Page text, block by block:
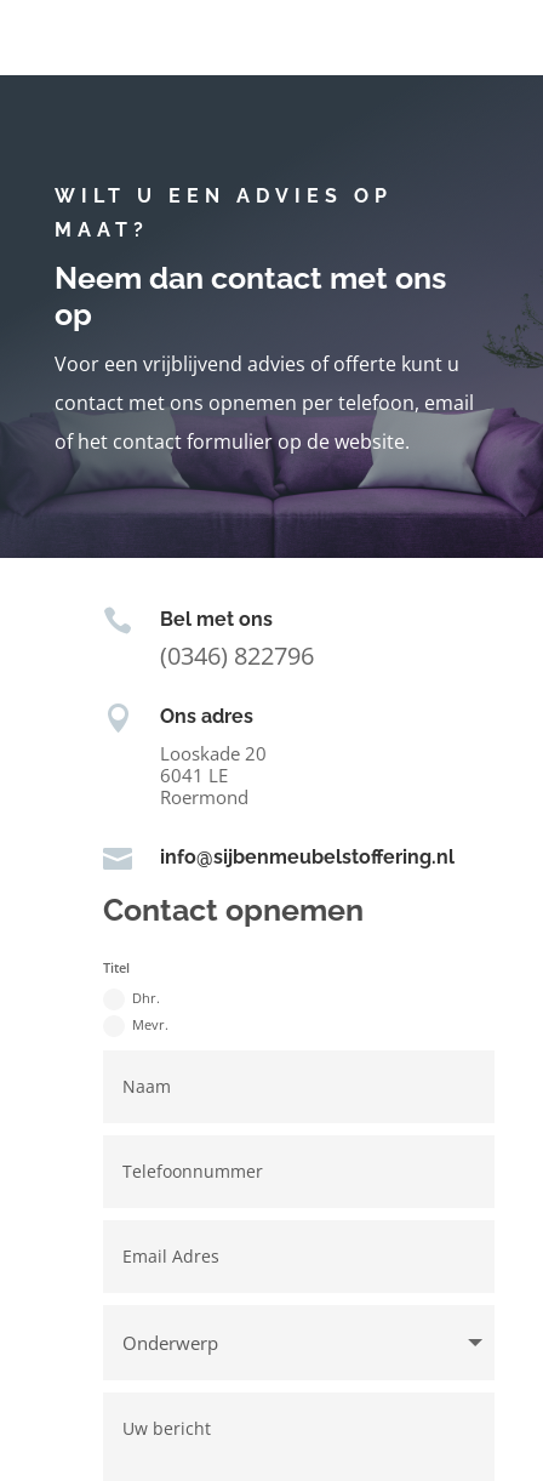
WILT U EEN ADVIES OP
MAAT?
Neem dan contact met ons
op
Voor een vrijblijvend advies of offerte kunt u
contact met ons opnemen per telefoon, email
of het contact formulier op de website.
 Bel met ons
(0346) 822796
 Ons adres
Looskade 20
6041 LE
Roermond
 info@sijbenmeubelstoffering.nl
Contact opnemen
Titel
Dhr.
Mevr.